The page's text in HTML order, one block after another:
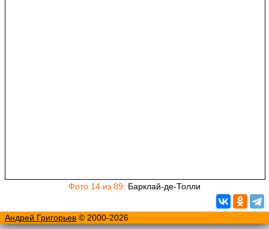
Фото 14 из 89: Барклай-де-Толли
Андрей Григорьев © 2000-2026